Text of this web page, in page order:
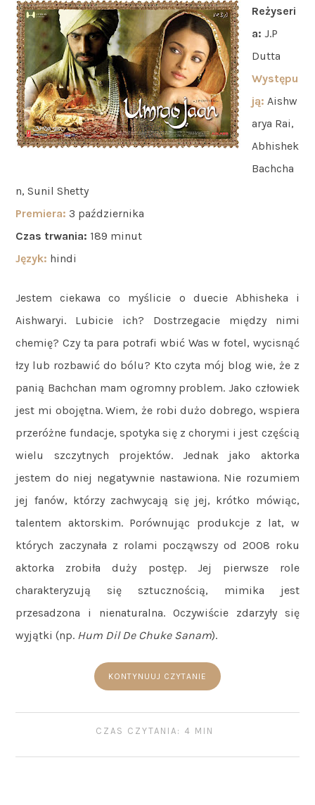
Reżyseri
a: J.P
Dutta
Występu
ją:Aishw
arya Rai,
Abhishek
Bachcha
n, Sunil Shetty
Premiera: 3 października
Czas trwania: 189 minut
Język: hindi
Jestem ciekawa co myślicie o duecie Abhisheka i
Aishwaryi. Lubicie ich? Dostrzegacie między nimi
chemię? Czy ta para potrafi wbić Was w fotel, wycisnąć
łzy lub rozbawić do bólu? Kto czyta mój blog wie, że z
panią Bachchan mam ogromny problem. Jako człowiek
jest mi obojętna. Wiem, że robi dużo dobrego, wspiera
przeróżne fundacje, spotyka się z chorymi i jest częścią
wielu szczytnych projektów. Jednak jako aktorka
jestem do niej negatywnie nastawiona. Nie rozumiem
jej fanów, którzy zachwycają się jej, krótko mówiąc,
talentem aktorskim. Porównując produkcje z lat, w
których zaczynała z rolami począwszy od 2008 roku
aktorka zrobiła duży postęp. Jej pierwsze role
charakteryzują się sztucznością, mimika jest
przesadzona i nienaturalna. Oczywiście zdarzyły się
wyjątki (np. Hum Dil De Chuke Sanam).
KONTYNUUJ CZYTANIE
CZAS CZYTANIA: 4 MIN